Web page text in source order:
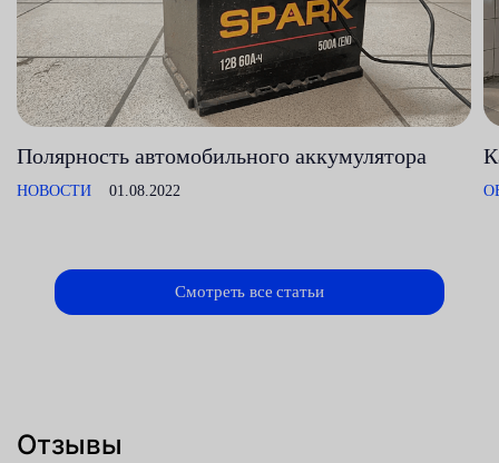
Полярность автомобильного аккумулятора
НОВОСТИ 01.08.2022
Смотреть все статьи
Отзывы